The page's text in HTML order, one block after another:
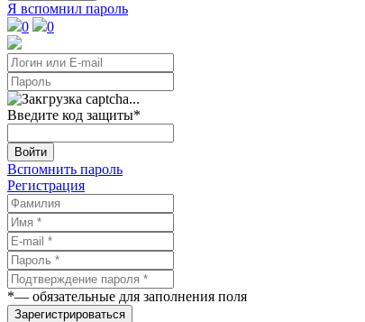
Я вспомнил пароль
0
0
Введите код защиты*
Войти
Вспомнить пароль
Регистрация
*— обязательные для заполнения поля
Зарегистрироваться